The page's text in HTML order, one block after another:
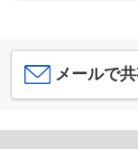
メールで